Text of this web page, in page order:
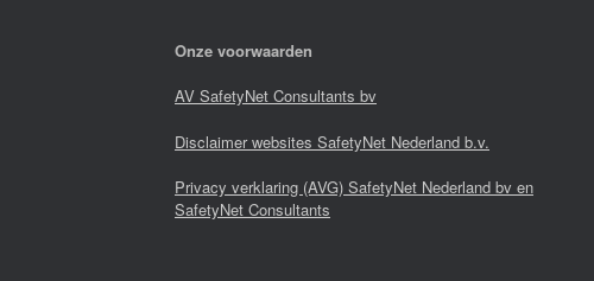
Onze voorwaarden
AV SafetyNet Consultants bv
Disclaimer websites SafetyNet Nederland b.v.
Privacy verklaring (AVG) SafetyNet Nederland bv en
SafetyNet Consultants